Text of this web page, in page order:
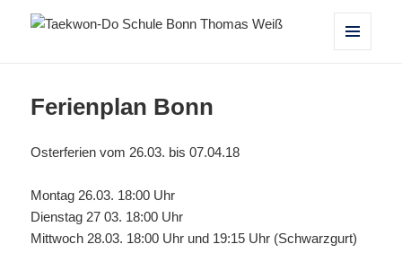
Ferienplan Bonn
Osterferien vom 26.03. bis 07.04.18
Montag 26.03. 18:00 Uhr
Dienstag 27 03. 18:00 Uhr
Mittwoch 28.03. 18:00 Uhr und 19:15 Uhr (Schwarzgurt)